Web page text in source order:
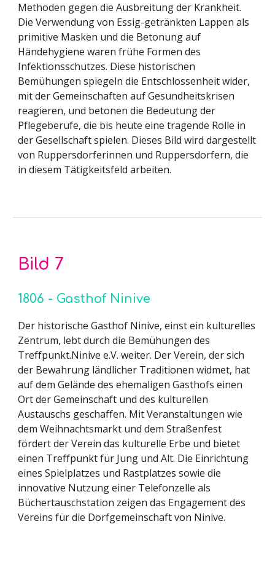
Methoden gegen die Ausbreitung der Krankheit.
Die Verwendung von Essig-getränkten Lappen als
primitive Masken und die Betonung auf
Händehygiene waren frühe Formen des
Infektionsschutzes. Diese historischen
Bemühungen spiegeln die Entschlossenheit wider,
mit der Gemeinschaften auf Gesundheitskrisen
reagieren, und betonen die Bedeutung der
Pflegeberufe, die bis heute eine tragende Rolle in
der Gesellschaft spielen. Dieses Bild wird dargestellt
von Ruppersdorferinnen und Ruppersdorfern, die
in diesem Tätigkeitsfeld arbeiten.
Bild 7
1806 - Gasthof Ninive
Der historische Gasthof Ninive, einst ein kulturelles
Zentrum, lebt durch die Bemühungen des
Treffpunkt.Ninive e.V. weiter. Der Verein, der sich
der Bewahrung ländlicher Traditionen widmet, hat
auf dem Gelände des ehemaligen Gasthofs einen
Ort der Gemeinschaft und des kulturellen
Austauschs geschaffen. Mit Veranstaltungen wie
dem Weihnachtsmarkt und dem Straßenfest
fördert der Verein das kulturelle Erbe und bietet
einen Treffpunkt für Jung und Alt. Die Einrichtung
eines Spielplatzes und Rastplatzes sowie die
innovative Nutzung einer Telefonzelle als
Büchertauschstation zeigen das Engagement des
Vereins für die Dorfgemeinschaft von Ninive.